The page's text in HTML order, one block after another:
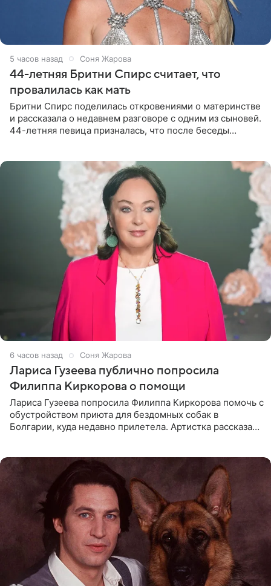
5 часов назад Соня Жарова
44-летняя Бритни Спирс считает, что
провалилась как мать
Бритни Спирс поделилась откровениями о материнстве
и рассказала о недавнем разговоре с одним из сыновей.
44-летняя певица призналась, что после беседы
6 часов назад Соня Жарова
Лариса Гузеева публично попросила
Филиппа Киркорова о помощи
Лариса Гузеева попросила Филиппа Киркорова помочь с
обустройством приюта для бездомных собак в
Болгарии, куда недавно прилетела. Артистка рассказала